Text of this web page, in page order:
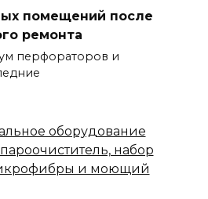
помещений после
ремонта
перфораторов и